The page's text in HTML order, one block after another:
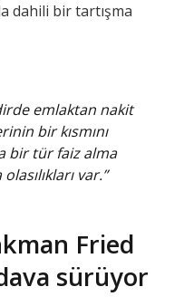
dahili bir tartışma
emlaktan nakit
bir kısmını
bir tür faiz alma
var.”
Fried
sürüyor